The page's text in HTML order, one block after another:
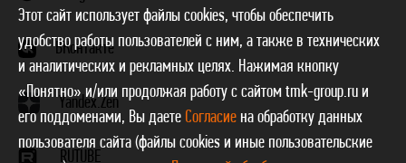
ВКонтакте
Yandex.Zen
RUTUBE
Этот сайт использует файлы cookies, чтобы обеспечить
удобство работы пользователей с ним, а также в технических
и аналитических и рекламных целях. Нажимая кнопку
«Понятно» и/или продолжая работу с сайтом tmk-group.ru и
его поддоменами, Вы даете Согласие на обработку данных
пользователя сайта (файлы cookies и иные пользовательские